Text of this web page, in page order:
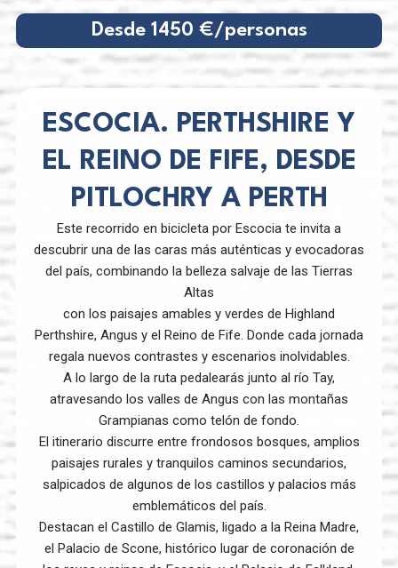
Desde 1450 €/personas
ESCOCIA. PERTHSHIRE Y
EL REINO DE FIFE, DESDE
PITLOCHRY A PERTH
Este recorrido en bicicleta por Escocia te invita a
descubrir una de las caras más auténticas y evocadoras
del país, combinando la belleza salvaje de las Tierras
Altas
con los paisajes amables y verdes de Highland
Perthshire, Angus y el Reino de Fife. Donde cada jornada
regala nuevos contrastes y escenarios inolvidables.
A lo largo de la ruta pedalearás junto al río Tay,
atravesando los valles de Angus con las montañas
Grampianas como telón de fondo.
El itinerario discurre entre frondosos bosques, amplios
paisajes rurales y tranquilos caminos secundarios,
salpicados de algunos de los castillos y palacios más
emblemáticos del país.
Destacan el Castillo de Glamis, ligado a la Reina Madre,
el Palacio de Scone, histórico lugar de coronación de